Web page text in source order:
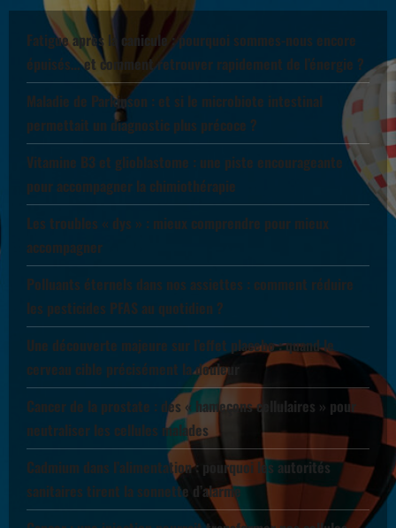
Fatigue après la canicule : pourquoi sommes-nous encore
épuisés… et comment retrouver rapidement de l’énergie ?
Maladie de Parkinson : et si le microbiote intestinal
permettait un diagnostic plus précoce ?
Vitamine B3 et glioblastome : une piste encourageante
pour accompagner la chimiothérapie
Les troubles « dys » : mieux comprendre pour mieux
accompagner
Polluants éternels dans nos assiettes : comment réduire
les pesticides PFAS au quotidien ?
Une découverte majeure sur l’effet placebo : quand le
cerveau cible précisément la douleur
Cancer de la prostate : des « hameçons cellulaires » pour
neutraliser les cellules malades
Cadmium dans l’alimentation : pourquoi les autorités
sanitaires tirent la sonnette d’alarme